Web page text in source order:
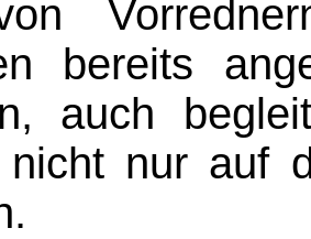
bereits
auch
nur auf